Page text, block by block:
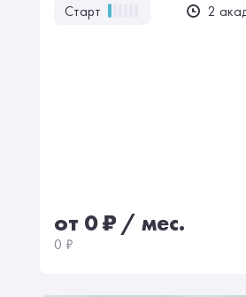
Старт 2
от 0₽/ мес.
0 ₽